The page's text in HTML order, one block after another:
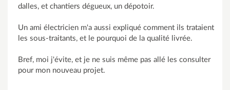
dalles, et chantiers dégueux, un dépotoir.
Un ami électricien m'a aussi expliqué comment ils trataient
les sous-traitants, et le pourquoi de la qualité livrée.
Bref, moi j'évite, et je ne suis même pas allé les consulter
pour mon nouveau projet.